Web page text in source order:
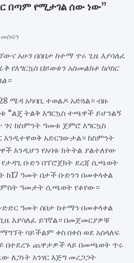
በጣም የሚታገል ሰው ነው”
አሁን በሰበታ ከተማ ጥሩ ጊዜ እያሳለፈ
የእግርኳስ ህይወቱን አስመልክቶ ከሶከር
ሜዳ አካባቢ ተወልዶ አድጓል። ብዙ
“ልጄ ትልቅ እግርኳስ ተጫዋች ይሆንልኝ
ከስምንት ዓመቱ ጀምሮ እግርኳስ
እንዲተዋወቅ አድርገውታል። ከስምንት
እንዲሆን የአባቱ ክትትል ያልተለየው
ቡድን በፕሮጀክት ደረጃ ሲጫወት
ከ17 ዓመት በታች ቡድንን በመቀላቀል
ዓመታት ሲጫወት የቆየው።
ዓመት ሰበታ ከተማን በመቀላቀል
እያሳለፈ ይገኛል። በመጀመርያዎቹ
ባይችልም ቀስ በቀስ ወደ አሰላለፍ
በተደረጉ ጨዋታዎች ላይ በመጫወት ጥሩ
ለጋነት አንፃር እጅግ መረጋጋት